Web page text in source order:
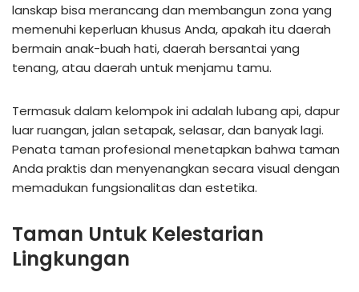
lanskap bisa merancang dan membangun zona yang
memenuhi keperluan khusus Anda, apakah itu daerah
bermain anak-buah hati, daerah bersantai yang
tenang, atau daerah untuk menjamu tamu.
Termasuk dalam kelompok ini adalah lubang api, dapur
luar ruangan, jalan setapak, selasar, dan banyak lagi.
Penata taman profesional menetapkan bahwa taman
Anda praktis dan menyenangkan secara visual dengan
memadukan fungsionalitas dan estetika.
Taman Untuk Kelestarian
Lingkungan